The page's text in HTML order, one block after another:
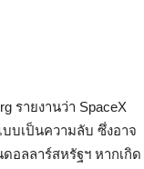
รายงานว่า SpaceX
บบเป็นความลับ ซึ่งอาจ
อลลาร์สหรัฐฯ หากเกิด